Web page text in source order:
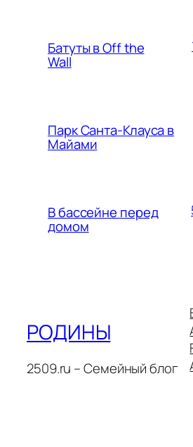
Батуты в Off the
Wall
Парк Санта-Клауса в
Майами
В бассейне перед
домом
РОДИНЫ
2509.ru – Семейный блог